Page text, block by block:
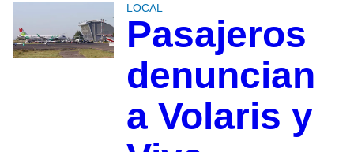
LOCAL
Pasajeros
denuncian
a Volaris y